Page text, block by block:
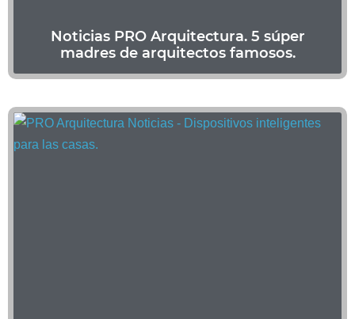
Noticias PRO Arquitectura. 5 súper
madres de arquitectos famosos.